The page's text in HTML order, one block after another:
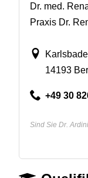
Dr. med.
Praxis Dr.
14193
+49 30
Sind Sie Dr.